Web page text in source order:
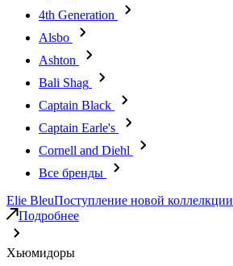
4th Generation
Alsbo
Ashton
Bali Shag
Captain Black
Captain Earle's
Cornell and Diehl
Все бренды
Elie BleuПоступление новой коллелкции
Подробнее
Хьюмидоры